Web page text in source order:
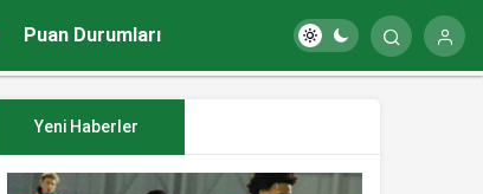
Puan Durumları
Yeni Haberler